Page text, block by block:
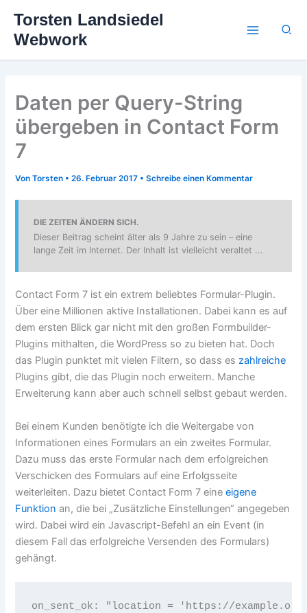
Inhalt
springen
Torsten Landsiedel
Webwork
Daten per Query-String
übergeben in Contact Form
7
VonTorsten •26. Februar 2017 •Schreibe einen Kommentar
DIE ZEITEN ÄNDERN SICH.
Dieser Beitrag scheint älter als 9 Jahre zu sein – eine
lange Zeit im Internet. Der Inhalt ist vielleicht veraltet ...
Contact Form 7 ist ein extrem beliebtes Formular-Plugin.
Über eine Millionen aktive Installationen. Dabei kann es auf
dem ersten Blick gar nicht mit den großen Formbuilder-
Plugins mithalten, die WordPress so zu bieten hat. Doch
das Plugin punktet mit vielen Filtern, so dass eszahlreiche
Plugins gibt, die das Plugin noch erweitern. Manche
Erweiterung kann aber auch schnell selbst gebaut werden.
Bei einem Kunden benötigte ich die Weitergabe von
Informationen eines Formulars an ein zweites Formular.
Dazu muss das erste Formular nach dem erfolgreichen
Verschicken des Formulars auf eine Erfolgsseite
weiterleiten. Dazu bietet Contact Form 7 eineeigene
Funktion an, die bei „Zusätzliche Einstellungen“ angegeben
wird. Dabei wird ein Javascript-Befehl an ein Event (in
diesem Fall das erfolgreiche Versenden des Formulars)
gehängt.
on_sent_ok: "location = 'https://